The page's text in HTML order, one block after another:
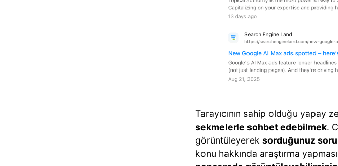
Tarayıcının sahip olduğu yapay
sekmelerle sohbet edebilmek.
görüntüleyerek sorduğunuz
konu hakkında araştırma